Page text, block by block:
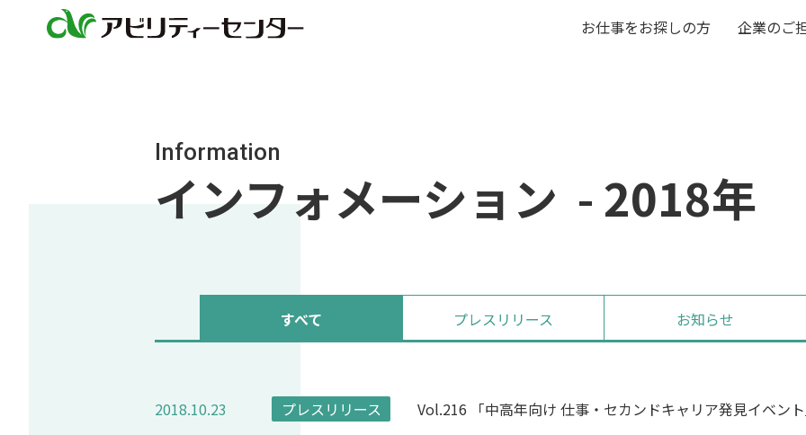
お仕事をお探しの方 企業のご
Information
インフォメーション - 2018年
すべて プレス リリース お知らせ
2018.10.23 プレスリリース Vol.216 「中高年向け 仕事・セカンドキャリア発見イベン